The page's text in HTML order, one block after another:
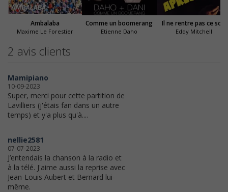
Ambalaba
Maxime Le Forestier
Comme un boomerang
Etienne Daho
Il ne rentre pas ce soir
Eddy Mitchell
2 avis clients
Mamipiano
10-09-2023
Super, merci pour cette partition de
Lavilliers (j'étais fan dans un autre
temps) et y'a plus qu'à....
nellie2581
07-07-2023
J’entendais la chanson à la radio et
à la télé. J'aime aussi la reprise avec
Jean-Louis Aubert et Bernard lui-
même.